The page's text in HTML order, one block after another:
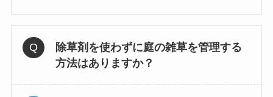
除草剤を使わずに庭の雑草を管理する
方法はありますか？